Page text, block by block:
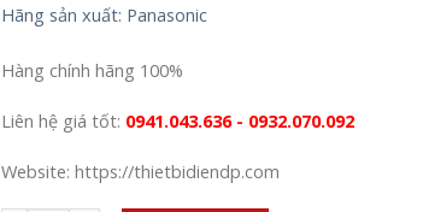
Hãng sản xuất: Panasonic
Hàng chính hãng 100%
Liên hệ giá tốt: 0941.043.636 - 0932.070.092
Website: https://thietbidiendp.com